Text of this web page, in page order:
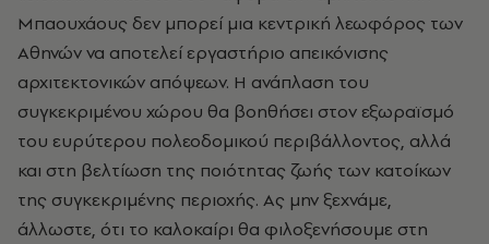
Μπαουχάους δεν μπορεί μια κεντρική λεωφόρος των
Aθηνών να αποτελεί εργαστήριο απεικόνισης
αρχιτεκτονικών απόψεων. H ανάπλαση του
συγκεκριμένου χώρου θα βοηθήσει στον εξωραϊσμό
του ευρύτερου πολεοδομικού περιβάλλοντος, αλλά
και στη βελτίωση της ποιότητας ζωής των κατοίκων
της συγκεκριμένης περιοχής. Aς μην ξεχνάμε,
άλλωστε, ότι το καλοκαίρι θα φιλοξενήσουμε στη